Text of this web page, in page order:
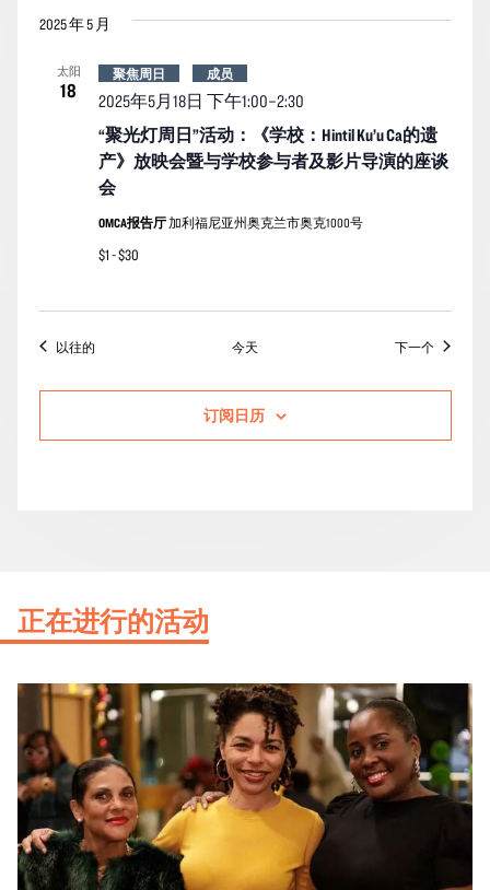
2025 年 5 月
太阳
18
“聚光灯周日”活动：《学校：Hintil Ku’u Ca的遗
产》放映会暨与学校参与者及影片导演的座谈
会
2025年5月18日 下午1:00–2:30
聚焦周日 成员
OMCA报告厅加利福尼亚州奥克兰市奥克1000号
$1 - $30
以往的活动 今天 下一个活动
订阅日历
正在进行的活动